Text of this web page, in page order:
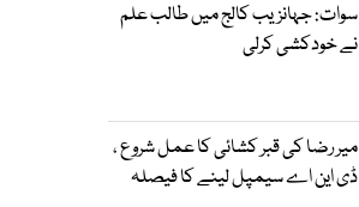
سوات: جہانزیب کالج میں طالب علم
نے خودکشی کرلی
میر رضا کی قبر کشائی کا عمل شروع ،
ڈی این اے سیمپل لینے کا فیصلہ